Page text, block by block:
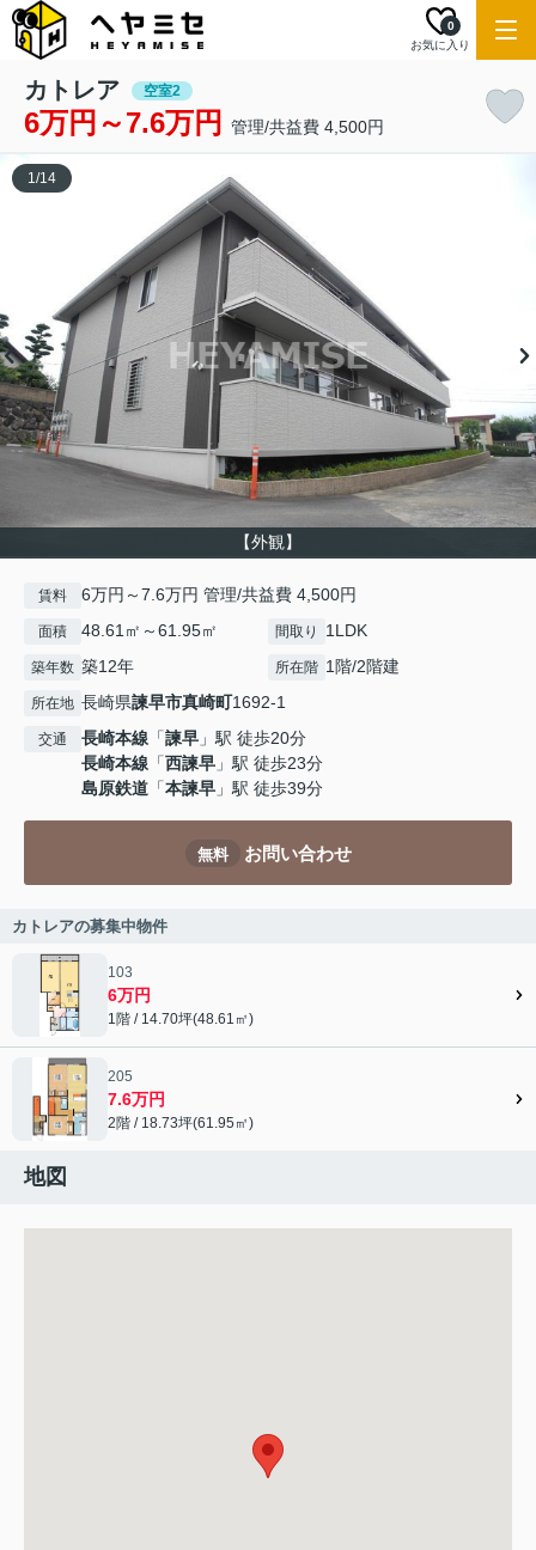
お気に入り
0
カトレア 空室2
6万円～7.6万円 管理/共益費 4,500円
【外観】
1/14
賃料 6万円～7.6万円 管理/共益費 4,500円
面積 48.61㎡～61.95㎡ 間取り 1LDK
築年数 築12年 所在階 1階/2階建
所在地 長崎県諫早市真崎町1692-1
交通 長崎本線 「諫早 」駅 徒歩20分
長崎本線 「西諫早 」駅 徒歩23分
島原鉄道 「本諫早 」駅 徒歩39分
無料 お問い合わせ
カトレアの募集中物件
103
6万円
1階 / 14.70坪(48.61㎡)
205
7.6万円
2階 / 18.73坪(61.95㎡)
地図